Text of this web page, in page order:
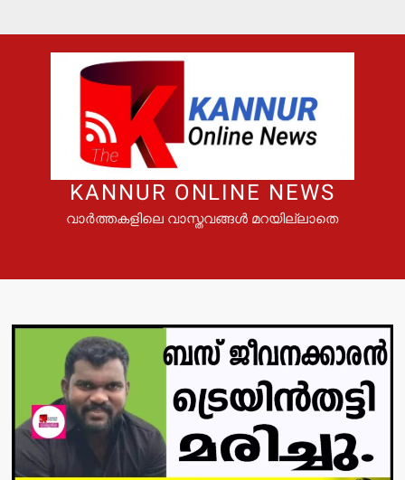
KANNUR ONLINE NEWS
വാർത്തകളിലെ വാസ്തവങ്ങൾ മറയില്ലാതെ